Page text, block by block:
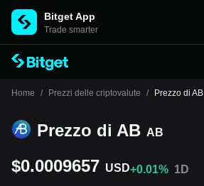
Bitget App
Trade smarter
Home / Prezzi delle criptovalute / Prezzo di AB
Prezzo di AB AB
$0.0009657 USD+0.01% 1D